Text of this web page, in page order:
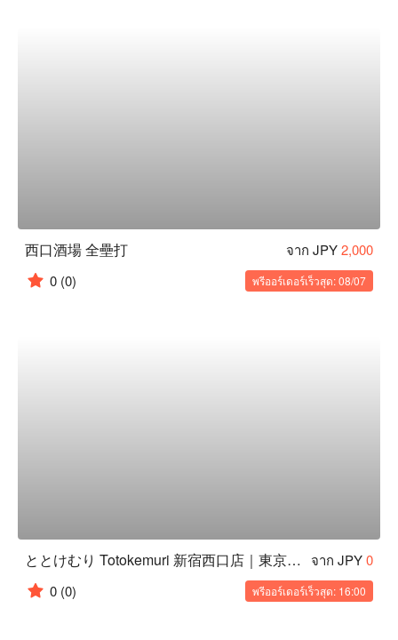
西口酒場 全壘打 จาก JPY2,000
0 (0) พรีออร์เดอร์เร็วสุด: 08/07
ととけむり Totokemuri 新宿西口店｜東京澀谷居酒屋 จาก JPY0
0 (0) พรีออร์เดอร์เร็วสุด: 16:00